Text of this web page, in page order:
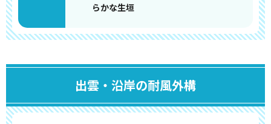
らかな生垣
出雲・沿岸の耐風外構